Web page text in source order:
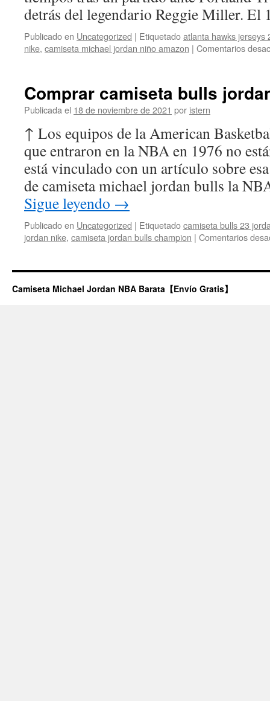
detrás del legendario Reggie Miller.
Publicado en Uncategorized | Etiquetadoatlanta hawks jerseys
nike, camiseta michael jordan niño amazon | Comentarios
Comprar camiseta bulls
Publicada el 18 de noviembre de 2021 por istern
↑ Los equipos de la American
que entraron en la NBA en 1976 no
está vinculado con un artículo sobre
de camiseta michael jordan bulls la
Sigue leyendo →
Publicado en Uncategorized | Etiquetadocamiseta bulls 23
jordan nike, camiseta jordan bulls champion | Comentarios
Camiseta Michael Jordan NBA Barata【Envío Gratis】